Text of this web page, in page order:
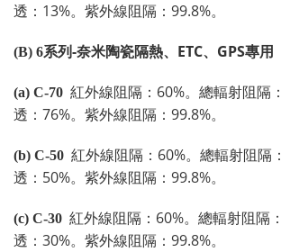
透： 13%。 紫外線阻隔： 99.8%。
(B) 6系列-奈米陶瓷隔熱、 ETC、 GPS專用
(a) C-70 紅外線阻隔： 60%。 總輻射阻隔：
透： 76%。 紫外線阻隔： 99.8%。
(b) C-50 紅外線阻隔： 60%。 總輻射阻隔：
透： 50%。 紫外線阻隔： 99.8%。
(c) C-30 紅外線阻隔： 60%。 總輻射阻隔：
透： 30%。 紫外線阻隔： 99.8%。